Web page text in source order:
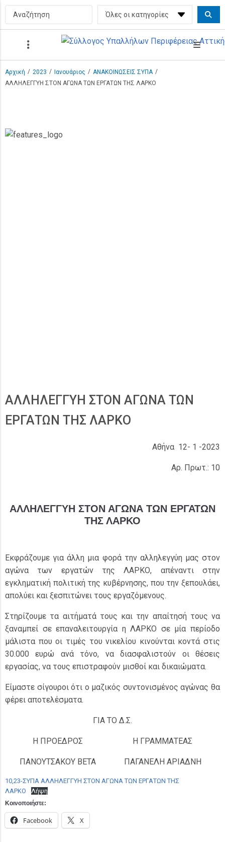
Αρχική / 2023 / Ιανουάριος / ΑΝΑΚΟΙΝΩΣΕΙΣ ΣΥΠΑ /
ΑΛΛΗΛΕΓΓΥΗ ΣΤΟΝ ΑΓΩΝΑ ΤΩΝ ΕΡΓΑΤΩΝ ΤΗΣ ΛΑΡΚΟ
ΑΛΛΗΛΕΓΓΥΗ ΣΤΟΝ ΑΓΩΝΑ ΤΩΝ
ΕΡΓΑΤΩΝ ΤΗΣ ΛΑΡΚΟ
Αθήνα 12- 1 -2023
Αρ. Πρωτ.: 10
ΑΛΛΗΛΕΓΓΥΗ ΣΤΟΝ ΑΓΩΝΑ ΤΩΝ ΕΡΓΑΤΩΝ
ΤΗΣ ΛΑΡΚΟ
Εκφράζουμε για άλλη μια φορά την αλληλεγγύη μας στον
αγώνα των εργατών της ΛΑΡΚΟ, απέναντι στην
εγκληματική πολιτική της κυβέρνησης, που την ξεπουλάει,
απολύει και ξεσπιτώνει τους εργαζόμενους.
Στηρίζουμε τα αιτήματά τους και την απαίτησή τους να
ξαναμπεί σε επαναλειτουργία η ΛΑΡΚΟ σε μία περίοδο
μάλιστα που οι τιμές του νικελίου κινούνται κοντά στις
30.000 ευρώ ανά τόνο, να διασφαλιστούν οι θέσεις
εργασίας, να τους επιστραφούν μισθοί και δικαιώματα.
Είμαστε σίγουροι ότι ο μαζικός συντονισμένος αγώνας θα
φέρει αποτελέσματα.
ΓΙΑ ΤΟ Δ.Σ.
Η ΠΡΟΕΔΡΟΣ
ΠΑΝΟΥΤΣΑΚΟΥ ΒΕΤΑ
Η ΓΡΑΜΜΑΤΕΑΣ
ΠΑΓΑΝΕΛΗ ΑΡΙΑΔΝΗ
10,23-ΣΥΠΑ ΑΛΛΗΛΕΓΓΥΗ ΣΤΟΝ ΑΓΩΝΑ ΤΩΝ ΕΡΓΑΤΩΝ ΤΗΣ
ΛΑΡΚΟ
Λήψη
Κοινοποιήστε:
Facebook X